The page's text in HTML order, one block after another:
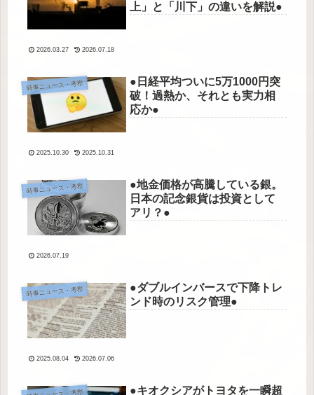
上」と「川下」の違いを解説●
2026.03.27 2026.07.18
時事ニュース・考察
●日経平均ついに5万1000円突
破！過熱か、それとも実力相
応か●
2025.10.30 2025.10.31
時事ニュース・考察
●地金価格が高騰している銀。
日本の記念銀貨は投資として
アリ？●
2026.07.19
時事ニュース・考察
●ダブルインバースで下降トレ
ンド時のリスク管理●
2025.08.04 2026.07.06
●キオクシアがトヨタを一瞬超